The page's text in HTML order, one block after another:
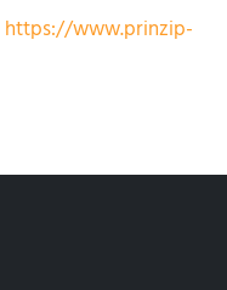
https://www.prinzip-